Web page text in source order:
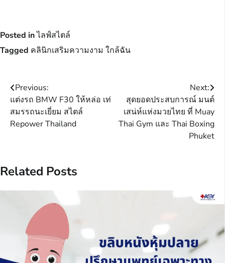
Posted inไลฟ์สไตล์
Tagged คลินิกเสริมความงาม ใกล้ฉัน
Post
navigation
Previous:
แต่งรถ BMW F30 ให้หล่อ เท่
สมรรถนะเยี่ยม สไตล์
Repower Thailand
Next:
สุดยอดประสบการณ์ มนต์
เสน่ห์แห่งมวยไทย ที่ Muay
Thai Gym และ Thai Boxing
Phuket
Related Posts